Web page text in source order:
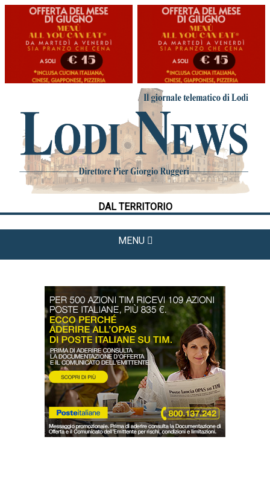
DAL TERRITORIO
MENU
HOME
CRONACA
POLITICA
LA FOTO
METEO
CULTURA
DAL TERRITORIO
OROSCOPO
LA PIAZZA
ANIMALI
OCCHIO ALLA TRUFFA
NECROLOGI